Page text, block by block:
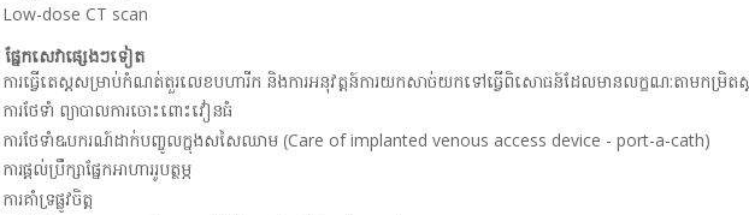
Low-dose CT scan
ផ្នែកសេវាផ្សេងៗទៀត
ការធ្វើតេស្តសម្រាប់កំណត់តួរលេខបហារីក និងការអនុវត្តន៍ការយកសាច់យកទៅធ្វើពិសោធន៍ដែលមានលក្ខណ:តាមកម្រិតស្ត
ការថែទាំ ព្យាបាលការចោះពោះវៀនធំ
ការថែទាំឩបករណ៍ដាក់បញ្ចូលក្នុងសសៃឈាម (Care of implanted venous access device - port-a-cath)
ការផ្តល់ប្រឹក្សាផ្នែកអាហាររូបត្ថម្ភ
ការគាំទ្រផ្លូវចិត្ត